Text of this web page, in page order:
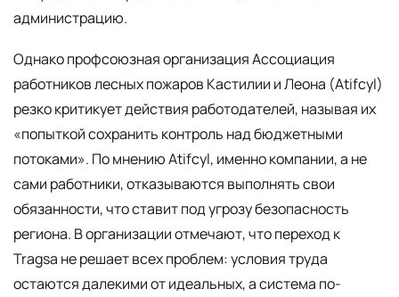
администрацию.
Однако профсоюзная организация Ассоциация
работников лесных пожаров Кастилии и Леона (Atifcyl)
резко критикует действия работодателей, называя их
«попыткой сохранить контроль над бюджетными
потоками». По мнению Atifcyl, именно компании, а не
сами работники, отказываются выполнять свои
обязанности, что ставит под угрозу безопасность
региона. В организации отмечают, что переход к
Tragsa не решает всех проблем: условия труда
остаются далекими от идеальных, а система по-